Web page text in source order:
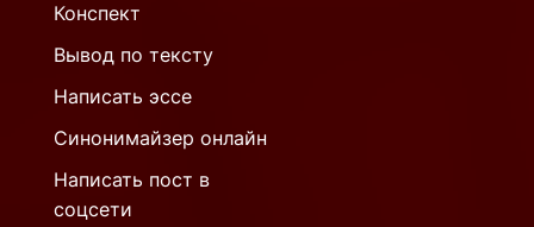
Конспект
Вывод по тексту
Написать эссе
Синонимайзер онлайн
Написать пост в
соцсети